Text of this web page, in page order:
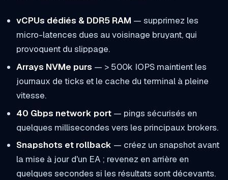
vCPUs dédiés & DDR5 RAM — supprimez les
micro-latences dues au voisinage bruyant, qui
provoquent du slippage.
Arrays NVMe purs — > 500k IOPS maintient les
journaux de ticks et le cache du terminal à pleine
vitesse.
40 Gbps network port— pings sécurisés en
quelques millisecondes vers les principaux brokers.
Snapshots et rollback — créez un snapshot avant
la mise à jour d'un EA ; revenez en arrière en
quelques secondes si les résultats sont décevants.